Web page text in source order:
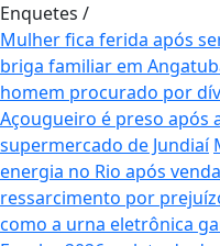
Enquetes /
Mulher fica ferida após
briga familiar em
homem procurado por
Açougueiro é preso após
supermercado de Jundiaí
energia no Rio após
ressarcimento por
como a urna eletrônica